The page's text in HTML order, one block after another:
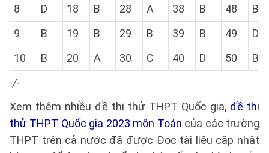
8
D 18 B 28 A 38 B 48
B
9
B 19 B 29 B 39 B 49
D
10
B 20 A 30 C 40 D 50
B
-/-
Xem thêm nhiều đề thi thử THPT Quốc gia, đề thi
thử THPT Quốc gia 2023 môn Toán của các trường
THPT trên cả nước đã được Đọc tài liệu cập nhật